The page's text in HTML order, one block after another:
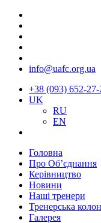
info@uafc.org.ua
+38 (093) 652-27-
UK
RU
EN
Головна
Про Об’єднання
Керівництво
Новини
Наші тренери
Тренерська
Галерея